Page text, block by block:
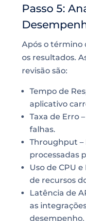
Passo 5:
Após o término
os resultados.
revisão são:
Tempo de
aplicativo
Taxa de Erro
falhas.
Throughput –
processadas
Uso de CPU
de recursos
Latência de
as
desempenho.